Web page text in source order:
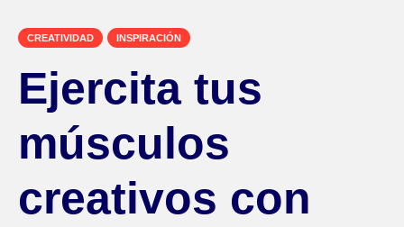
CREATIVIDAD INSPIRACIÓN
Ejercita tus
músculos
creativos con